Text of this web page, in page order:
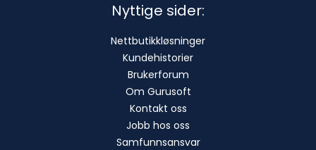
Nyttige sider:
Nettbutikkløsninger
Kundehistorier
Brukerforum
Om Gurusoft
Kontakt oss
Jobb hos oss
Samfunnsansvar